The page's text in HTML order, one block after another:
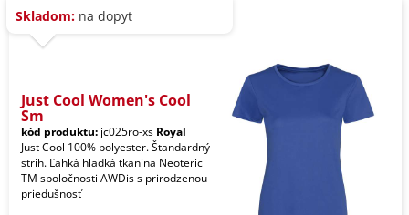
Skladom: na dopyt
Just Cool Women's Cool
Sm
kód produktu: jc025ro-xs Royal
Just Cool 100% polyester. Štandardný
strih. Ľahká hladká tkanina Neoteric
TM spoločnosti AWDis s prirodzenou
priedušnosť